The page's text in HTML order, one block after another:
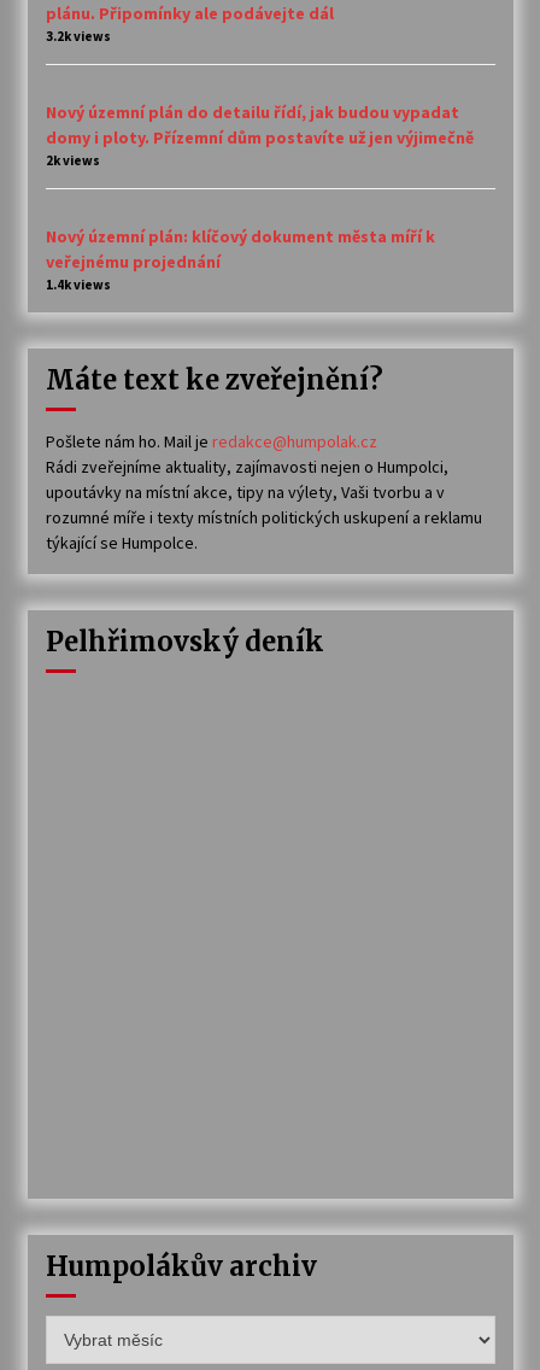
plánu. Připomínky ale podávejte dál
3.2k views
Nový územní plán do detailu řídí, jak budou vypadat
domy i ploty. Přízemní dům postavíte už jen výjimečně
2k views
Nový územní plán: klíčový dokument města míří k
veřejnému projednání
1.4k views
Máte text ke zveřejnění?
Pošlete nám ho. Mail je redakce@humpolak.cz
Rádi zveřejníme aktuality, zajímavosti nejen o Humpolci,
upoutávky na místní akce, tipy na výlety, Vaši tvorbu a v
rozumné míře i texty místních politických uskupení a reklamu
týkající se Humpolce.
Pelhřimovský deník
Humpolákův archiv
archiv